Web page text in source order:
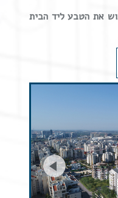
את הטבע ליד הבית
prev